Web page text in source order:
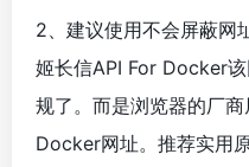
2、建议使用不会屏蔽网
姬长信API For Docker
规了。而是浏览器的厂
Docker网址。推荐实用